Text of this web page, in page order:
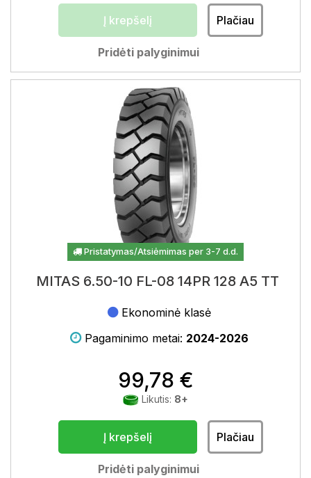
Į krepšelį Plačiau
Pridėti palyginimui
Pristatymas/Atsiėmimas per 3-7 d.d.
MITAS 6.50-10 FL-08 14PR 128 A5 TT
Ekonominė klasė
Pagaminimo metai: 2024-2026
99,78 €
Likutis: 8+
Į krepšelį Plačiau
Pridėti palyginimui